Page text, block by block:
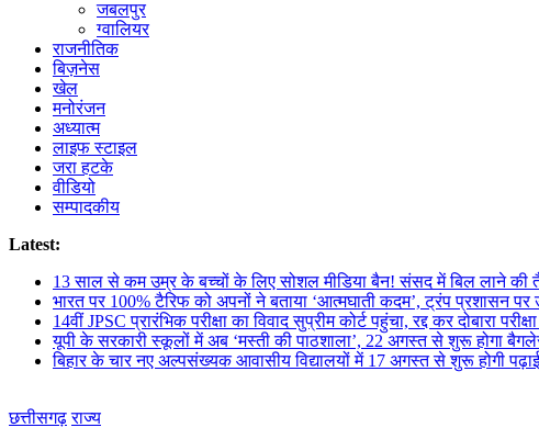
जबलपुर
ग्वालियर
राजनीतिक
बिज़नेस
खेल
मनोरंजन
अध्यात्म
लाइफ स्टाइल
जरा हटके
वीडियो
सम्पादकीय
Latest:
13 साल से कम उम्र के बच्चों के लिए सोशल मीडिया बैन! संसद में बिल लाने की
भारत पर 100% टैरिफ को अपनों ने बताया ‘आत्मघाती कदम’, ट्रंप प्रशासन
14वीं JPSC प्रारंभिक परीक्षा का विवाद सुप्रीम कोर्ट पहुंचा, रद्द कर दोबारा
यूपी के सरकारी स्कूलों में अब ‘मस्ती की पाठशाला’, 22 अगस्त से शुरू होगा
बिहार के चार नए अल्पसंख्यक आवासीय विद्यालयों में 17 अगस्त से शुरू होगी पढ़ाई
छत्तीसगढ़ राज्य